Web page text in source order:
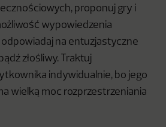
proponuj gry i
wypowiedzenia
odpowiadaj na entuzjastyczne
złośliwy. Traktuj
indywidualnie, bo jego
wielką moc rozprzestrzeniania